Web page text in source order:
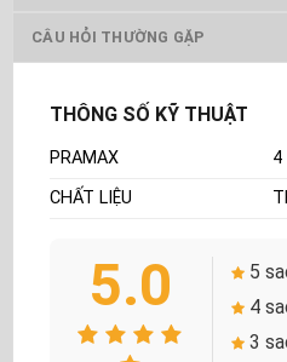
CÂU HỎI THƯỜNG GẶP
THÔNG SỐ KỸ THUẬT
PRAMAX
4
CHẤT LIỆU
5.0 5
4
3